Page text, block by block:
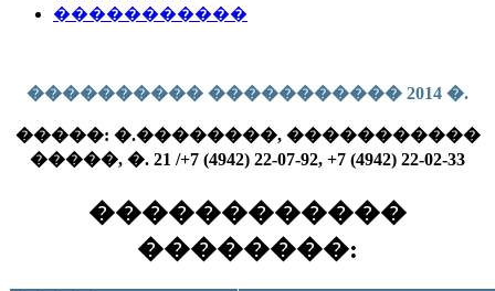
�����������
���������� ����������� 2014 �.
�����: �.��������, �����������
�����, �. 21 /+7 (4942) 22-07-92, +7 (4942) 22-02-33
������������
��������: